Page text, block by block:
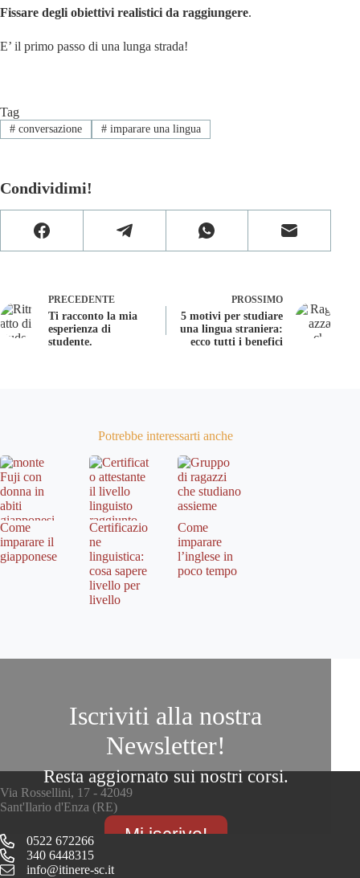
Fissare degli obiettivi realistici da raggiungere.
E’ il primo passo di una lunga strada!
Tag
#conversazione #imparare una lingua
Condividimi!
PRECEDENTE
Ti racconto la mia
esperienza di
studente.
PROSSIMO
5 motivi per studiare
una lingua straniera:
ecco tutti i benefici
Potrebbe interessarti anche
Come
imparare il
giapponese
Certificazio
ne
linguistica:
cosa sapere
livello per
livello
Come
imparare
l’inglese in
poco tempo
Iscriviti alla nostra
Newsletter!
Resta aggiornato sui nostri corsi.
Mi iscrivo!
Via Rossellini, 17 - 42049
Sant'Ilario d'Enza (RE)
0522 672266
340 6448315
info@itinere-sc.it